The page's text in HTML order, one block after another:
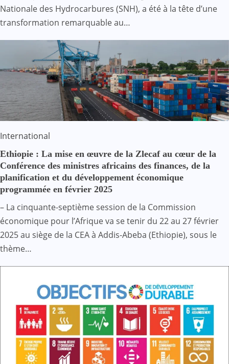
Nationale des Hydrocarbures (SNH), a été à la tête d’une
transformation remarquable au…
International
Ethiopie : La mise en œuvre de la Zlecaf au cœur de la
Conférence des ministres africains des finances, de la
planification et du développement économique
programmée en février 2025
– La cinquante-septième session de la Commission
économique pour l’Afrique va se tenir du 22 au 27 février
2025 au siège de la CEA à Addis-Abeba (Ethiopie), sous le
thème…